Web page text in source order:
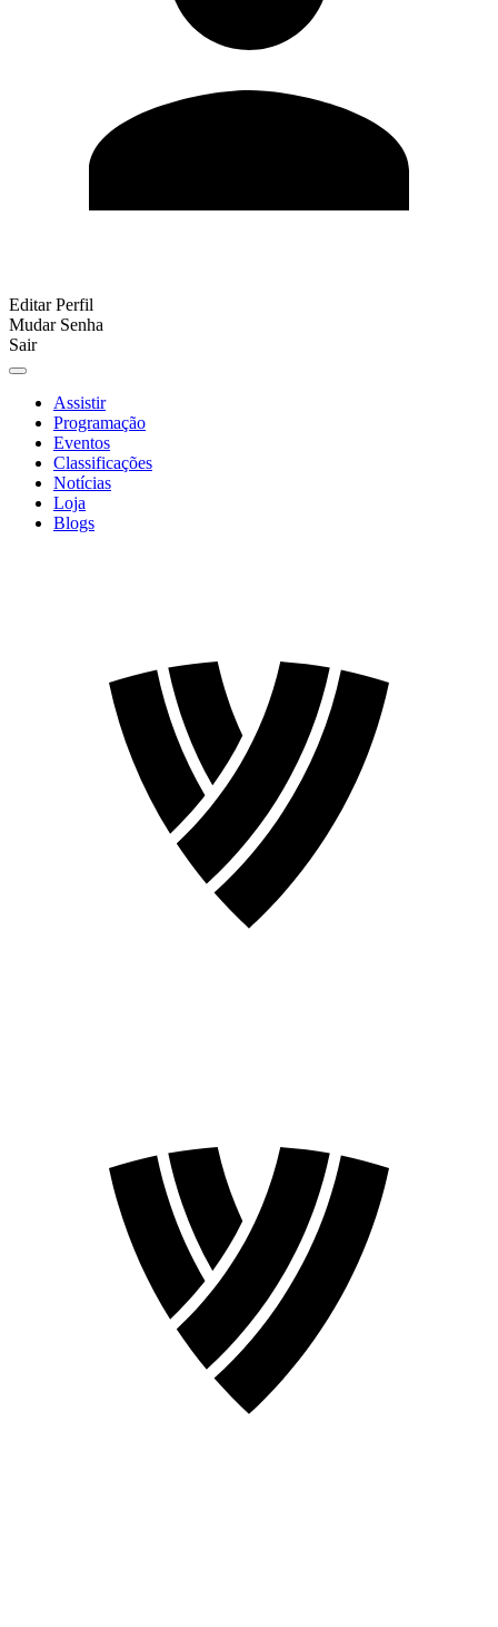
Editar Perfil
Mudar Senha
Sair
Assistir
Programação
Eventos
Classificações
Notícias
Loja
Blogs